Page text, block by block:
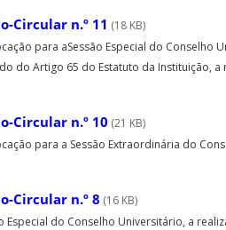
Circular n.º 11 (18 KB)
para aSessão Especial do Conselho
do Artigo 65 do Estatuto da Instituição,
Circular n.º 10 (21 KB)
para a Sessão Extraordinária do
Circular n.º 8 (16 KB)
Especial do Conselho Universitário, a